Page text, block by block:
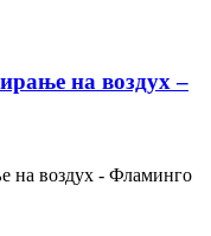
на воздух –
на воздух - Фламинго